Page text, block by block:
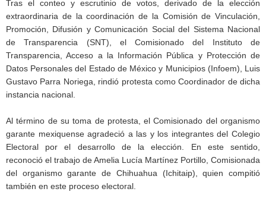
Tras el conteo y escrutinio de votos, derivado de la elección
extraordinaria de la coordinación de la Comisión de Vinculación,
Promoción, Difusión y Comunicación Social del Sistema Nacional
de Transparencia (SNT), el Comisionado del Instituto de
Transparencia, Acceso a la Información Pública y Protección de
Datos Personales del Estado de México y Municipios (Infoem), Luis
Gustavo Parra Noriega, rindió protesta como Coordinador de dicha
instancia nacional.
Al término de su toma de protesta, el Comisionado del organismo
garante mexiquense agradeció a las y los integrantes del Colegio
Electoral por el desarrollo de la elección. En este sentido,
reconoció el trabajo de Amelia Lucía Martínez Portillo, Comisionada
del organismo garante de Chihuahua (Ichitaip), quien compitió
también en este proceso electoral.